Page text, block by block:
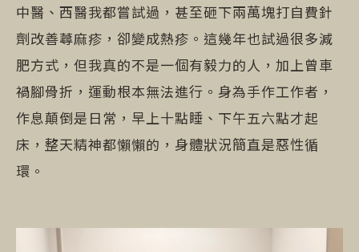
中醫、西醫我都嘗試過，甚至砸下兩萬塊打自費針
劑改善蕁麻疹，卻變成熱疹。這幾年也試過很多減
肥方式，但我真的不是一個有毅力的人，加上曾車
禍腳骨折，運動根本無法進行。身為手作工作者，
作息顛倒是日常，早上十點睡、下午五六點才起
床，整天精神都懶懶的，身體狀況簡直是惡性循
環。